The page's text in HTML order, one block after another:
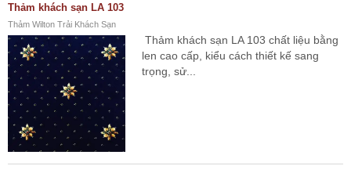
Thảm khách sạn LA 103
Thảm Wilton Trải Khách Sạn
Thảm khách sạn LA 103 chất liệu bằng
len cao cấp, kiểu cách thiết kế sang
trọng, sử...